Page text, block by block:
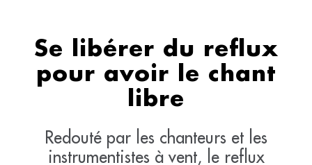
Se libérer du reﬂux
pour avoir le chant
libre
Redouté par les chanteurs et les
instrumentistes à vent, le reflux